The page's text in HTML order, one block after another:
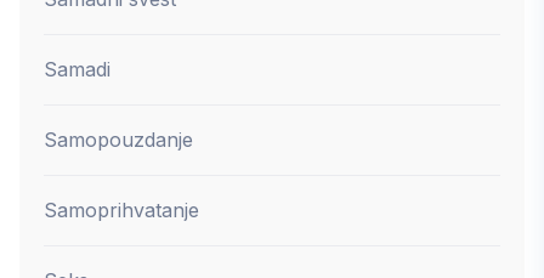
Samadi
Samopouzdanje
Samoprihvatanje